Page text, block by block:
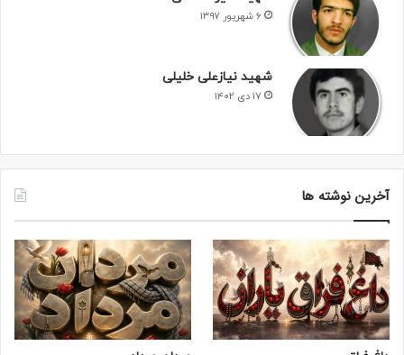
۶ شهریور ۱۳۹۷
شهید نیازعلی خلیلی
۱۷ دی ۱۴۰۲
آخرین نوشته ها